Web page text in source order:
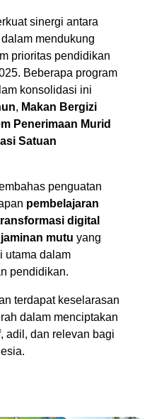
sinergi antara
mendukung
prioritas pendidikan
Beberapa program
konsolidasi ini
, Makan Bergizi
Penerimaan Murid
Satuan
penguatan
pembelajaran
digital
mutu yang
utama dalam
pendidikan.
terdapat keselarasan
dalam menciptakan
adil, dan relevan bagi